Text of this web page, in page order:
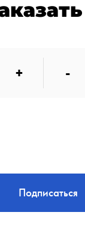
+ -
Подписаться